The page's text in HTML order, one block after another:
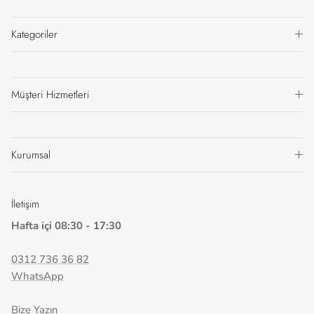
Kategoriler
Müşteri Hizmetleri
Kurumsal
İletişim
Hafta içi 08:30 - 17:30
0312 736 36 82
WhatsApp
Bize Yazın